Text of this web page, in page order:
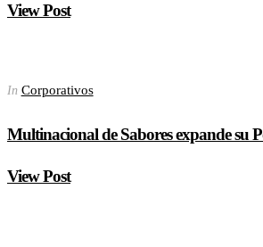
View Post
In Corporativos
Multinacional de Sabores expande su
View Post